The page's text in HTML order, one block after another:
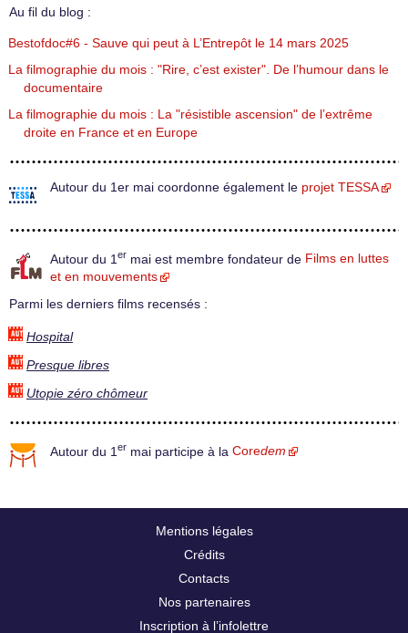
Au fil du blog :
Bestofdoc#6 - Sauve qui peut à L’Entrepôt le 14 mars 2025
La filmographie du mois : "Rire, c’est exister". De l’humour dans le
documentaire
La filmographie du mois : La "résistible ascension" de l’extrême
droite en France et en Europe
Autour du 1er mai coordonne également le projet TESSA
Autour du 1 er mai est membre fondateur de Films en luttes
et en mouvements
Parmi les derniers films recensés :
Hospital
Presque libres
Utopie zéro chômeur
Autour du 1 er mai participe à la Coredem
Mentions légales
Crédits
Contacts
Nos partenaires
Inscription à l’infolettre